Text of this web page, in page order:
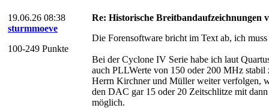
19.06.26 08:38
sturmmoeve
100-249 Punkte
Re: Historische
Die Forensoftware bricht im Text ab, ich
Bei der Cyclone IV Serie habe ich laut
auch PLLWerte von 150 oder 200 MHz stabil
Herrn Kirchner und Müller weiter verfolgen,
den DAC gar 15 oder 20 Zeitschlitze mit
möglich.